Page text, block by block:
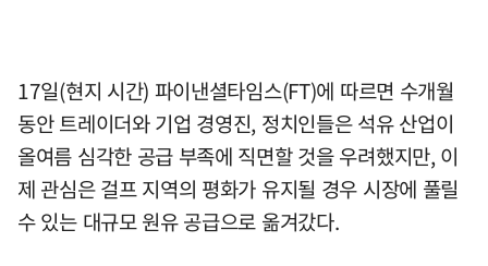
17일(현지 시간) 파이낸셜타임스(FT)에 따르면 수개월
동안 트레이더와 기업 경영진, 정치인들은 석유 산업이
올여름 심각한 공급 부족에 직면할 것을 우려했지만, 이
제 관심은 걸프 지역의 평화가 유지될 경우 시장에 풀릴
수 있는 대규모 원유 공급으로 옮겨갔다.